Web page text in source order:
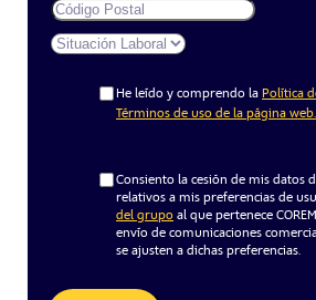
He leído y comprendo la Política
Términos de uso de la página web.
Consiento la cesión de mis datos
relativos a mis preferencias de
del grupo al que pertenece
envío de comunicaciones
se ajusten a dichas preferencias.